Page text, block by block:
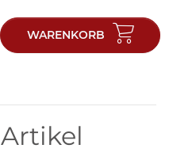
WARENKORB
Artikel